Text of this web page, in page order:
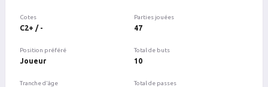
Cotes
C2+ / -
Position préféré
Joueur
Tranche d'âge
Parties jouées
47
Total de buts
10
Total de passes